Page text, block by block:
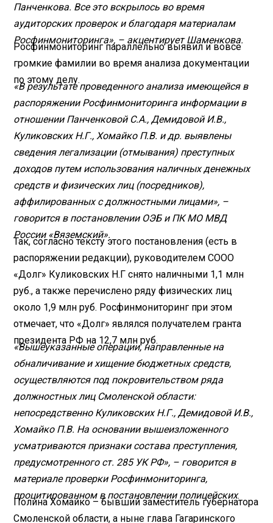
Панченкова. Все это вскрылось во время
аудиторских проверок и благодаря материалам
Росфинмониторинга», – акцентирует Шаменкова.
Росфинмониторинг параллельно выявил и вовсе
громкие фамилии во время анализа документации
по этому делу.
«В результате проведенного анализа имеющейся в
распоряжении Росфинмониторинга информации в
отношении Панченковой С.А., Демидовой И.В.,
Куликовских Н.Г., Хомайко П.В. и др. выявлены
сведения легализации (отмывания) преступных
доходов путем использования наличных денежных
средств и физических лиц (посредников),
аффилированных с должностными лицами», –
говорится в постановлении ОЭБ и ПК МО МВД
России «Вяземский».
Так, согласно тексту этого постановления (есть в
распоряжении редакции), руководителем СООО
«Долг» Куликовских Н.Г снято наличными 1,1 млн
руб., а также перечислено ряду физических лиц
около 1,9 млн руб. Росфинмониторинг при этом
отмечает, что «Долг» являлся получателем гранта
президента РФ на 12,7 млн руб.
«Вышеуказанные операции, направленные на
обналичивание и хищение бюджетных средств,
осуществляются под покровительством ряда
должностных лиц Смоленской области:
непосредственно Куликовских Н.Г., Демидовой И.В.,
Хомайко П.В. На основании вышеизложенного
усматриваются признаки состава преступления,
предусмотренного ст. 285 УК РФ», – говорится в
материале проверки Росфинмониторинга,
процитированном в постановлении полицейских.
Полина Хомайко – бывший заместитель губернатора
Смоленской области, а ныне глава Гагаринского